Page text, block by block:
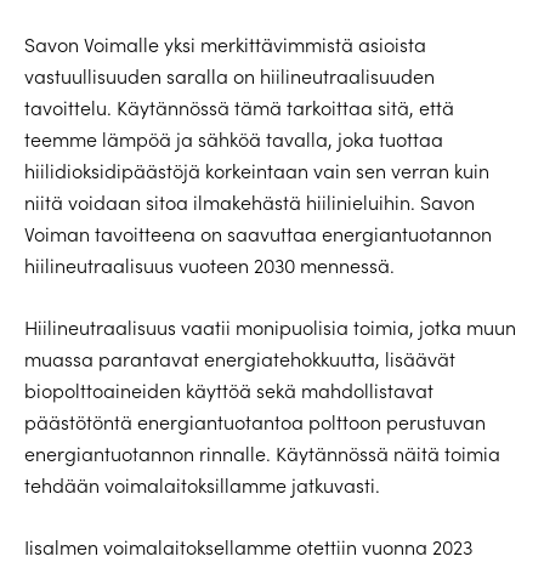
Savon Voimalle yksi merkittävimmistä asioista
vastuullisuuden saralla on hiilineutraalisuuden
tavoittelu. Käytännössä tämä tarkoittaa sitä, että
teemme lämpöä ja sähköä tavalla, joka tuottaa
hiilidioksidipäästöjä korkeintaan vain sen verran kuin
niitä voidaan sitoa ilmakehästä hiilinieluihin. Savon
Voiman tavoitteena on saavuttaa energiantuotannon
hiilineutraalisuus vuoteen 2030 mennessä.
Hiilineutraalisuus vaatii monipuolisia toimia, jotka muun
muassa parantavat energiatehokkuutta, lisäävät
biopolttoaineiden käyttöä sekä mahdollistavat
päästötöntä energiantuotantoa polttoon perustuvan
energiantuotannon rinnalle. Käytännössä näitä toimia
tehdään voimalaitoksillamme jatkuvasti.
Iisalmen voimalaitoksellamme otettiin vuonna 2023